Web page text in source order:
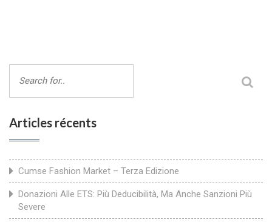
Articles récents
Cumse Fashion Market – Terza Edizione
Donazioni Alle ETS: Più Deducibilità, Ma Anche Sanzioni Più
Severe